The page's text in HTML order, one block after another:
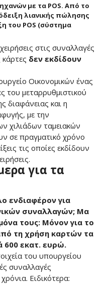
με τα POS. Από το
λιανικής πώλησης
του POS (σύστημα
στις συναλλαγές
κάρτες δεν εκδίδουν
Οικονομικών ένας
του μεταρρυθμιστικού
διαφάνειας και η
με την
χιλιάδων ταμειακών
σε πραγματικό χρόνο
τις οποίες εκδίδουν
για τα
ενδιαφέρον για
συναλλαγών; Μα
τους: Μόνον για το
τη χρήση καρτών τα
600 εκατ. ευρώ.
του υπουργείου
συναλλαγές
Ειδικότερα: